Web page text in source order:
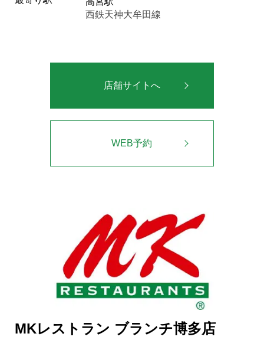
西鉄天神大牟田線
店舗サイトへ
WEB予約
MKレストラン ブランチ博多店